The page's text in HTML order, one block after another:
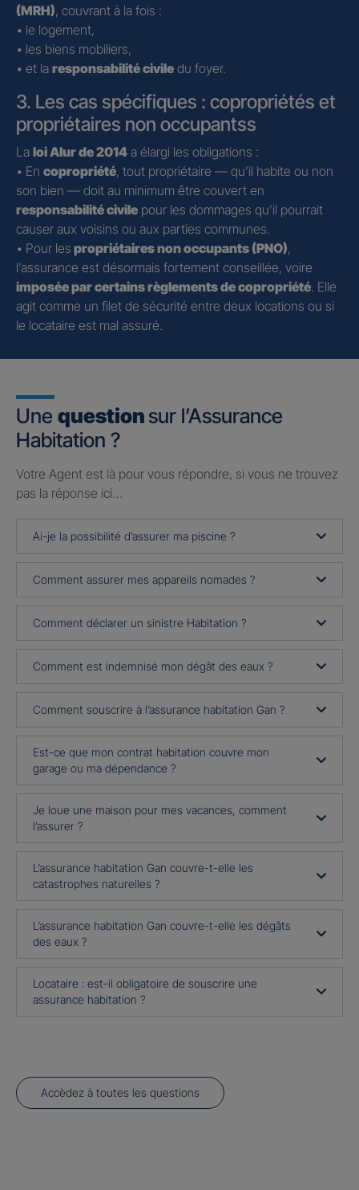
(MRH), couvrant à la fois :
• le logement,
• les biens mobiliers,
• et la responsabilité civile du foyer.
3. Les cas spécifiques : copropriétés et
propriétaires non occupantss
La loi Alur de 2014 a élargi les obligations :
• En copropriété, tout propriétaire — qu’il habite ou non
son bien — doit au minimum être couvert en
responsabilité civile pour les dommages qu’il pourrait
causer aux voisins ou aux parties communes.
• Pour les propriétaires non occupants (PNO),
l’assurance est désormais fortement conseillée, voire
imposée par certains règlements de copropriété. Elle
agit comme un filet de sécurité entre deux locations ou si
le locataire est mal assuré.
Une question sur l’Assurance
Habitation ?
Votre Agent est là pour vous répondre, si vous ne trouvez
pas la réponse ici…
Ai-je la possibilité d’assurer ma piscine ?
Comment assurer mes appareils nomades ?
Comment déclarer un sinistre Habitation ?
Comment est indemnisé mon dégât des eaux ?
Comment souscrire à l’assurance habitation Gan ?
Est-ce que mon contrat habitation couvre mon
garage ou ma dépendance ?
Je loue une maison pour mes vacances, comment
l’assurer ?
L’assurance habitation Gan couvre-t-elle les
catastrophes naturelles ?
L’assurance habitation Gan couvre-t-elle les dégâts
des eaux ?
Locataire : est-il obligatoire de souscrire une
assurance habitation ?
Accèdez à toutes les questions